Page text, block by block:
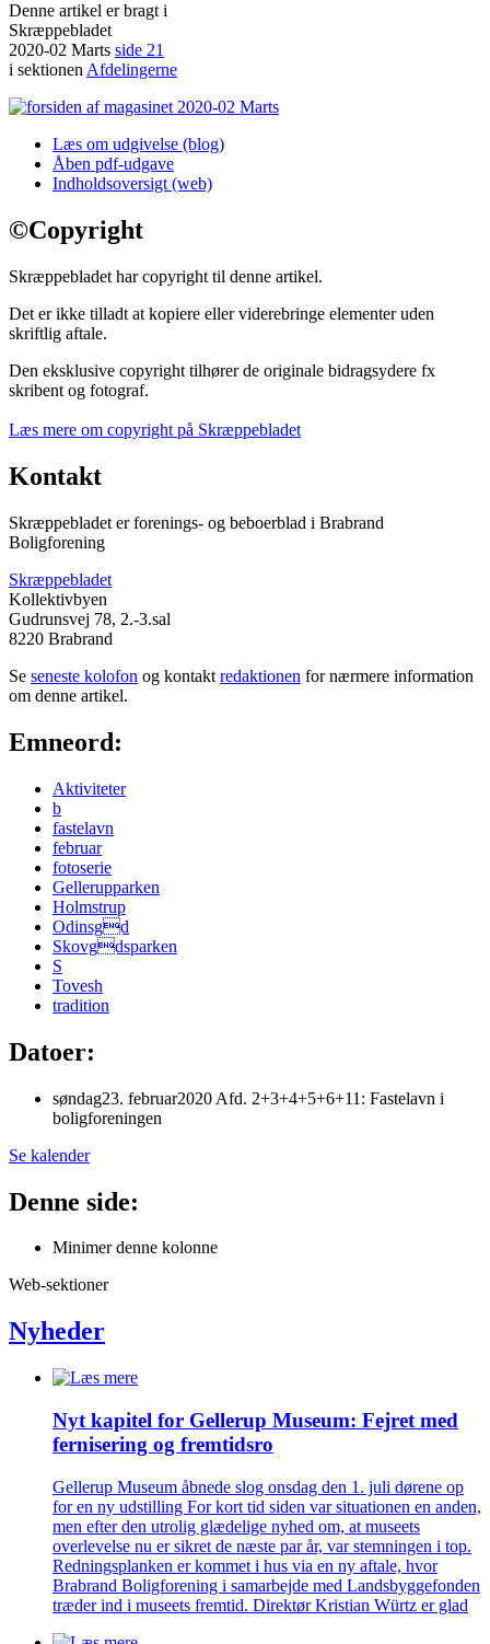
Denne artikel er bragt i
Skræppebladet
2020-02 Marts side 21
i sektionen Afdelingerne
Læs om udgivelse (blog)
Åben pdf-udgave
Indholdsoversigt (web)
©Copyright
Skræppebladet har copyright til denne artikel.
Det er ikke tilladt at kopiere eller viderebringe elementer uden
skriftlig aftale.
Den eksklusive copyright tilhører de originale bidragsydere fx
skribent og fotograf.
Læs mere om copyright på Skræppebladet
Kontakt
Skræppebladet er forenings- og beboerblad i Brabrand
Boligforening
Skræppebladet
Kollektivbyen
Gudrunsvej 78, 2.-3.sal
8220 Brabrand
Se seneste kolofon og kontakt redaktionen for nærmere information
om denne artikel.
Emneord:
Aktiviteter
b
fastelavn
februar
fotoserie
Gellerupparken
Holmstrup
Odinsgd
Skovgdsparken
S
Tovesh
tradition
Datoer:
søndag23. februar2020 Afd. 2+3+4+5+6+11: Fastelavn i
bolig­foreningen
Se kalender
Denne side:
Minimer denne kolonne
Web-sektioner
Nyheder
Nyt kapitel for Gellerup Museum: Fejret med
fernisering og fremtidsro
Gellerup Museum åbnede slog onsdag den 1. juli dørene op
for en ny udstilling For kort tid siden var situationen en anden,
men efter den utrolig glædelige nyhed om, at museets
overlevelse nu er sikret de næste par år, var stemningen i top.
Redningsplanken er kommet i hus via en ny aftale, hvor
Brabrand Boligforening i samarbejde med Landsbyggefonden
træder ind i museets fremtid. Direktør Kristian Würtz er glad